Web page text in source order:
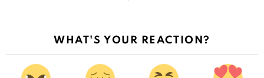
WHAT'S YOUR REACTION?